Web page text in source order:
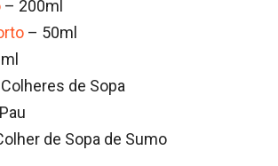
– 200ml
– 50ml
de Sopa
de Sopa de Sumo